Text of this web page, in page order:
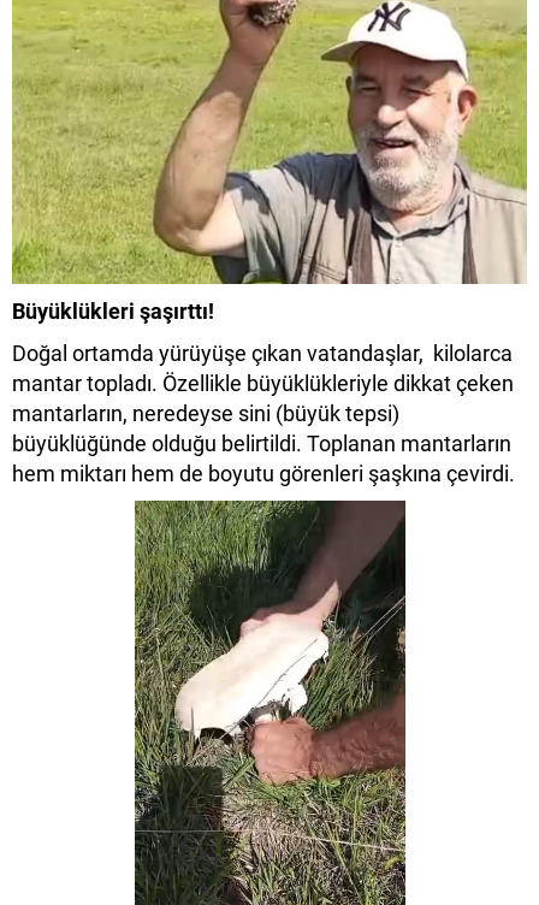
Büyüklükleri şaşırttı!
Doğal ortamda yürüyüşe çıkan vatandaşlar, kilolarca
mantar topladı. Özellikle büyüklükleriyle dikkat çeken
mantarların, neredeyse sini (büyük tepsi)
büyüklüğünde olduğu belirtildi. Toplanan mantarların
hem miktarı hem de boyutu görenleri şaşkına çevirdi.